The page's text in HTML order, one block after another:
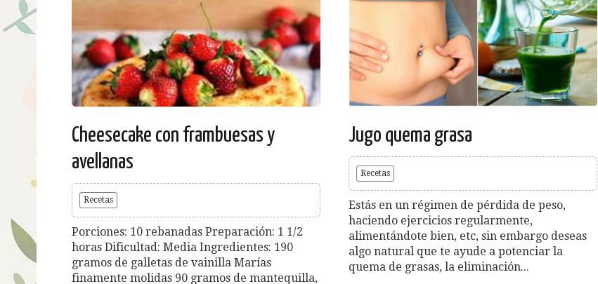
Cheesecake con frambuesas y
avellanas
Recetas
Porciones: 10 rebanadas Preparación: 1 1/2
horas Dificultad: Media Ingredientes: 190
gramos de galletas de vainilla Marías
finamente molidas 90 gramos de mantequilla,
Jugo quema grasa
Recetas
Estás en un régimen de pérdida de peso,
haciendo ejercicios regularmente,
alimentándote bien, etc, sin embargo deseas
algo natural que te ayude a potenciar la
quema de grasas, la eliminación...